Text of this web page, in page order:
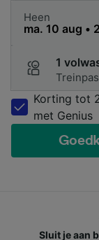
Heen
1
Korting tot
met Genius
Sluit je aan